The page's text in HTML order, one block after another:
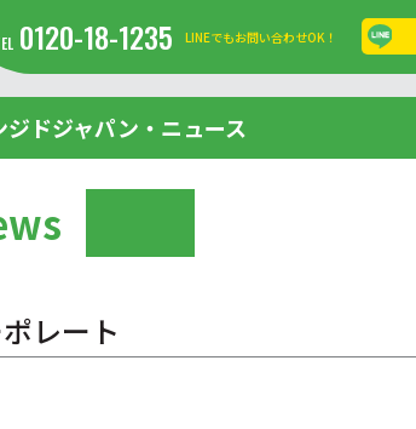
0120-18-1235 LINEでもお問い合わせOK！
ジドジャパン・ニュース
レート